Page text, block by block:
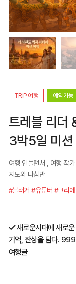
TRIP 여행 예약가능
트레블 리더
3박5일 미
여행 인플런서 , 여행 작
지도와 나침반
#블러거 #유튜버 #크리
새로운시대에 새로
기억, 잔상을 담다.
여행글